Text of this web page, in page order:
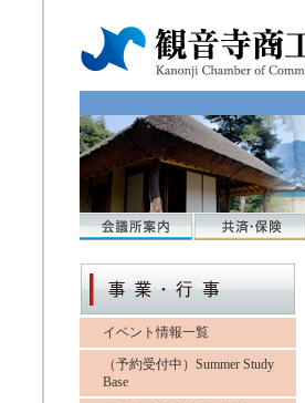
イベント情報一覧
（予約受付中）Summer Study
Base